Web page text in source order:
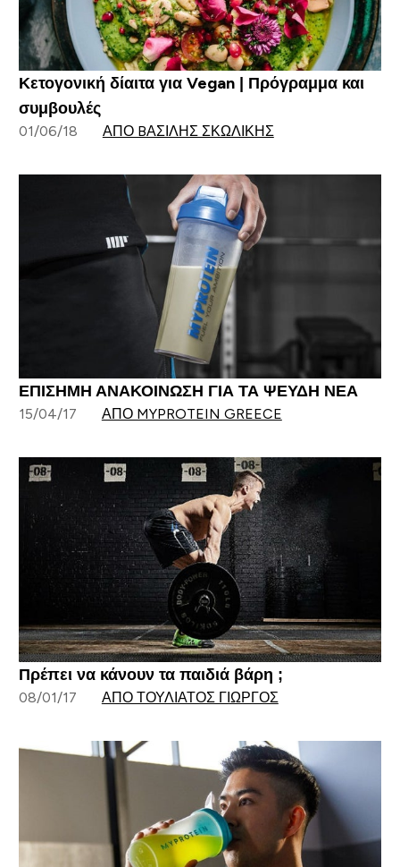
Κετογονική δίαιτα για Vegan | Πρόγραμμα και
συμβουλές
01/06/18 ΑΠΌ BΑΣΊΛΗΣ ΣΚΩΛΊΚΗΣ
ΕΠΙΣΗΜΗ ΑΝΑΚΟΙΝΩΣΗ ΓΙΑ ΤΑ ΨΕΥΔΗ ΝΕΑ
15/04/17 ΑΠΌ MYPROTEIN GREECE
Πρέπει να κάνουν τα παιδιά βάρη ;
08/01/17 ΑΠΌ ΤΟΥΛΙΆΤΟΣ ΓΙΏΡΓΟΣ